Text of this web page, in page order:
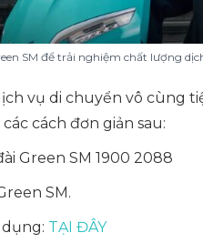
SM để trải nghiệm chất lượng
vụ di chuyển vô cùng
cách đơn giản sau:
Green SM 1900 2088
SM.
TẠI ĐÂY